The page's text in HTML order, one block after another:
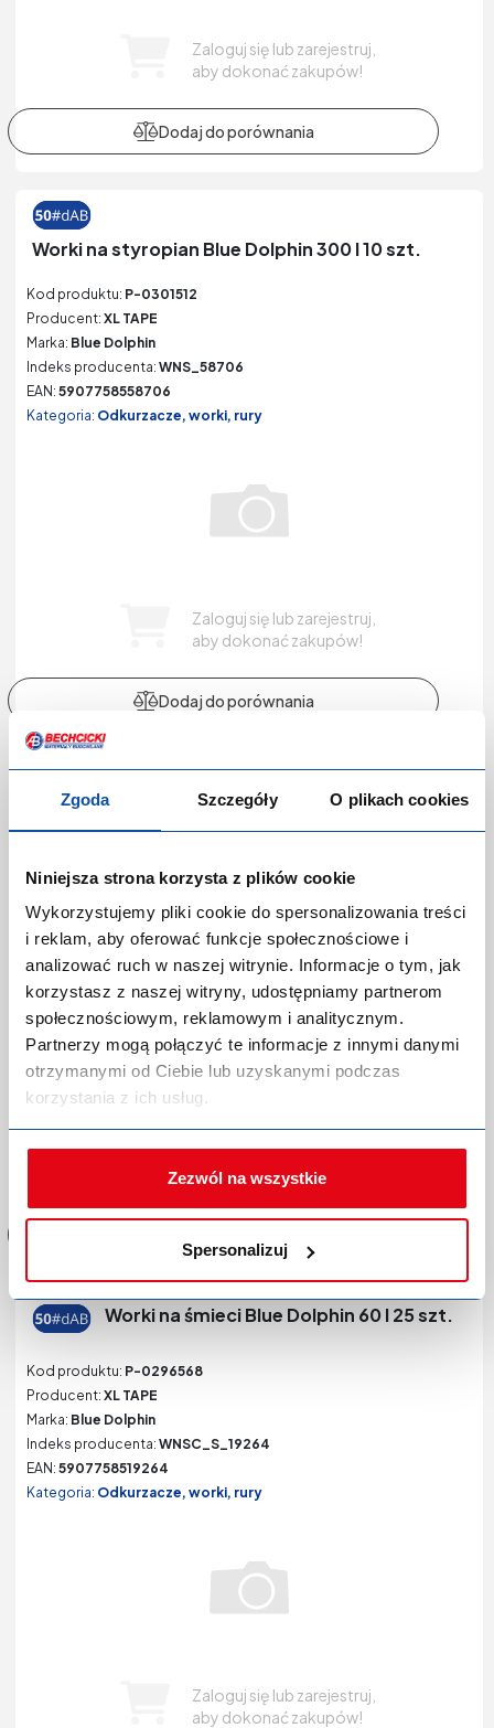
Zgoda Szczegóły O plikach cookies
Niniejsza strona korzysta z plików cookie
Wykorzystujemy pliki cookie do spersonalizowania treści
i reklam, aby oferować funkcje społecznościowe i
analizować ruch w naszej witrynie. Informacje o tym, jak
korzystasz z naszej witryny, udostępniamy partnerom
społecznościowym, reklamowym i analitycznym.
Partnerzy mogą połączyć te informacje z innymi danymi
otrzymanymi od Ciebie lub uzyskanymi podczas
korzystania z ich usług.
Zezwól na wszystkie
Spersonalizuj
Zaloguj się lub zarejestruj,
aby dokonać zakupów!
Worki na styropian Blue Dolphin 300 l 10 szt.
Kod produktu: P-0301512
Producent: XL TAPE
Marka: Blue Dolphin
Indeks producenta: WNS_58706
EAN: 5907758558706
Kategoria: Odkurzacze, worki, rury
Zaloguj się lub zarejestruj,
aby dokonać zakupów!
STARMIX $$$
Producent: STARMIX
EAN:
4011240018621
Kategoria: Odkurzacze, worki, rury
Zaloguj się lub zarejestruj,
aby dokonać zakupów!
Worki na śmieci Blue Dolphin 60 l 25 szt.
Kod produktu: P-0296568
Producent: XL TAPE
Marka: Blue Dolphin
Indeks producenta: WNSC_S_19264
EAN: 5907758519264
Kategoria: Odkurzacze, worki, rury
Zaloguj się lub zarejestruj,
aby dokonać zakupów!